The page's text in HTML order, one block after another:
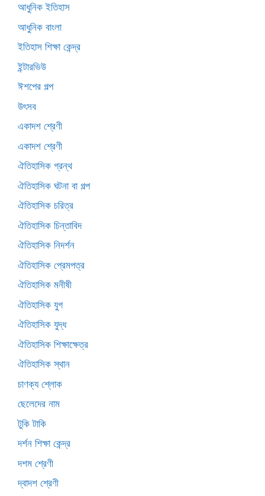
আধুনিক ইতিহাস
আধুনিক বাংলা
ইতিহাস শিক্ষা কেন্দ্র
ইন্টারভিউ
ঈশপের গল্প
উৎসব
একাদশ শ্রেণী
একাদশ শ্রেণী
ঐতিহাসিক গ্রন্থ
ঐতিহাসিক ঘটনা বা গল্প
ঐতিহাসিক চরিত্র
ঐতিহাসিক চিন্তাবিদ
ঐতিহাসিক নিদর্শন
ঐতিহাসিক প্রেমপত্র
ঐতিহাসিক মনীষী
ঐতিহাসিক যুগ
ঐতিহাসিক যুদ্ধ
ঐতিহাসিক শিক্ষাক্ষেত্র
ঐতিহাসিক স্থান
চাণক্য শ্লোক
ছেলেদের নাম
টুকি টাকি
দর্শন শিক্ষা কেন্দ্র
দশম শ্রেণী
দ্বাদশ শ্রেণী